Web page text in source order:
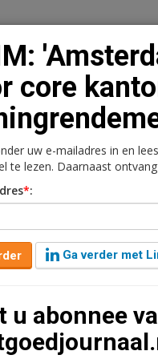
Vacaturebank
Kantoren Retail
dé markt
core
uw e-mailadres in en
te lezen. Daarnaast
*:
Ga verder met
u abonnee